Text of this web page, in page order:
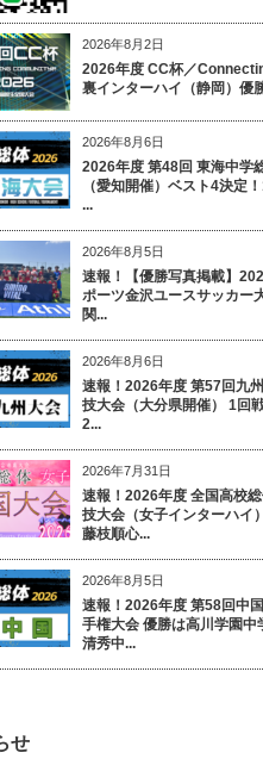
2026年8月2日
2026年度 CC杯／
裏インターハイ（静岡）優
2026年8月6日
2026年度 第48回 東海中学
（愛知開催）ベスト4決定
...
2026年8月5日
速報！【優勝写真掲載】
ポーツ金沢ユースサッカー
関...
2026年8月6日
速報！2026年度 第57回九
技大会（大分県開催） 1回
2...
2026年7月31日
速報！2026年度 全国高校
技大会（女子インターハイ
藤枝順心...
2026年8月5日
速報！2026年度 第58回中
手権大会 優勝は高川学園中
清秀中...
せ